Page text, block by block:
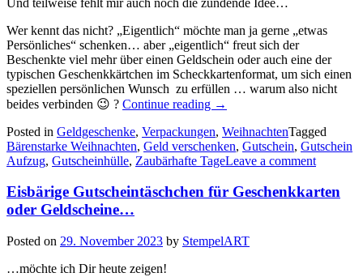
Wer kennt das nicht? „Eigentlich“ möchte man ja gerne „etwas
Persönliches“ schenken… aber „eigentlich“ freut sich der
Beschenkte viel mehr über einen Geldschein oder auch eine der
typischen Geschenkkärtchen im Scheckkartenformat, um sich einen
speziellen persönlichen Wunsch zu erfüllen … warum also nicht
beides verbinden 😉 ? Continue reading
„Ein
weihnachtliche
Verpackungen
für
oder
→
Posted in Geldgeschenke, Verpackungen, WeihnachtenTagged
Bärenstarke Weihnachten, Geld verschenken, Gutschein, Gutschein
Aufzug, Gutscheinhülle, Zaubärhafte TageLeave a comment
Eisbärige Gutscheintäschchen für Geschenkkarten
oder Geldscheine…
Posted on 29. November 2023 by StempelART
…möchte ich Dir heute zeigen!